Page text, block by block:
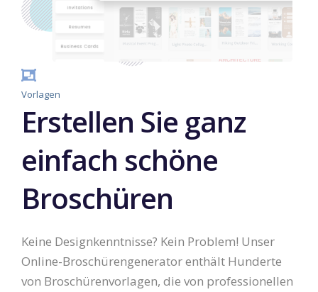
Vorlagen
Erstellen Sie ganz
einfach schöne
Broschüren
Keine Designkenntnisse? Kein Problem! Unser
Online-Broschürengenerator enthält Hunderte
von Broschürenvorlagen, die von professionellen